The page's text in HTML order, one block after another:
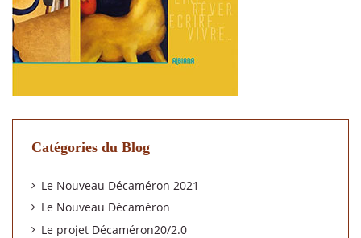
Catégories du Blog
Le Nouveau Décaméron 2021
Le Nouveau Décaméron
Le projet Décaméron20/2.0